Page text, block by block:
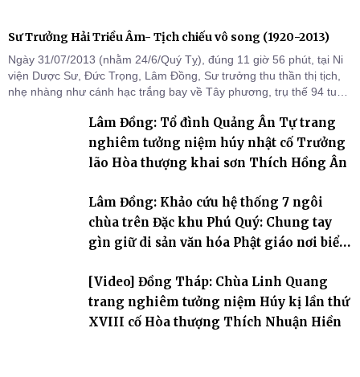
Sư Trưởng Hải Triều Âm- Tịch chiếu vô song (1920-2013)
Ngày 31/07/2013 (nhằm 24/6/Quý Tỵ), đúng 11 giờ 56 phút, tại Ni
viện Dược Sư, Đức Trọng, Lâm Đồng, Sư trưởng thu thần thị tịch,
nhẹ nhàng như cánh hạc trắng bay về Tây phương, trụ thế 94 tuổi
Lâm Đồng: Tổ đình Quảng Ân Tự trang
nghiêm tưởng niệm húy nhật cố Trưởng
lão Hòa thượng khai sơn Thích Hồng Ân
Lâm Đồng: Khảo cứu hệ thống 7 ngôi
chùa trên Đặc khu Phú Quý: Chung tay
gìn giữ di sản văn hóa Phật giáo nơi biển
[Video] Đồng Tháp: Chùa Linh Quang
trang nghiêm tưởng niệm Húy kị lần thứ
XVIII cố Hòa thượng Thích Nhuận Hiền